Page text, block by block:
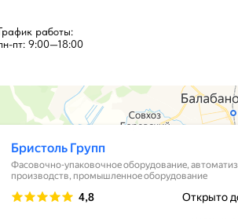
работы:
пт: 9:00—18:00​​